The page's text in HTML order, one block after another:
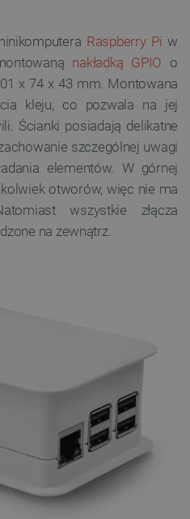
Raspberry Pi w
nakładką GPIO o
x 74 x 43 mm. Montowana
kleju, co pozwala na jej
Ścianki posiadają delikatne
szczególnej uwagi
elementów. W górnej
otworów, więc nie ma
wszystkie złącza
na zewnątrz.